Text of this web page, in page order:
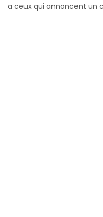
a ceux qui annoncent un